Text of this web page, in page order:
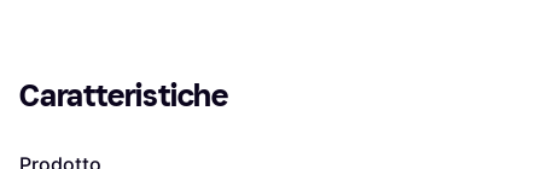
Caratteristiche